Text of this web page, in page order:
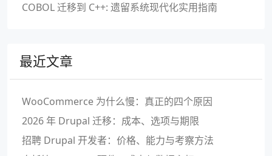
COBOL 迁移到 C++: 遗留系统现代化实用指南
最近文章
WooCommerce 为什么慢：真正的四个原因
2026 年 Drupal 迁移：成本、选项与期限
招聘 Drupal 开发者：价格、能力与考察方法